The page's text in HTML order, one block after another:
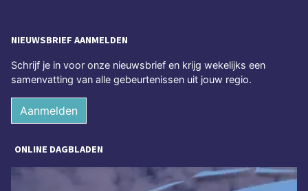
NIEUWSBRIEF AANMELDEN
Schrijf je in voor onze nieuwsbrief en krijg wekelijks een
samenvatting van alle gebeurtenissen uit jouw regio.
Aanmelden
ONLINE DAGBLADEN